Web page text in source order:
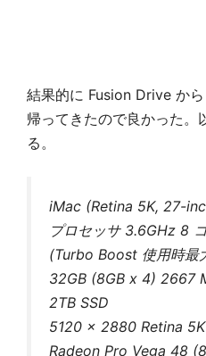
結果的に Fusion Drive か
帰ってきたので良かった。
る。
iMac (Retina 5K, 27-
プロセッサ 3.6GHz 8
(Turbo Boost 使用時最
32GB (8GB x 4) 2667
2TB SSD
5120 x 2880 Retina
Radeon Pro Vega 48